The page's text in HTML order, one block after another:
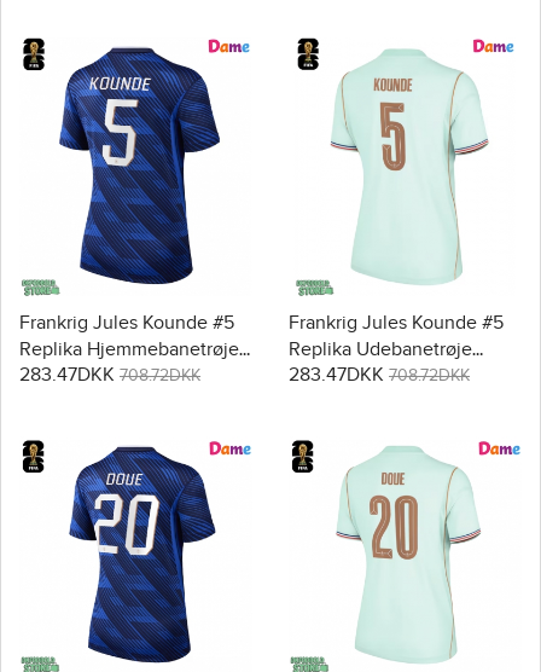
Frankrig Jules Kounde #5
Replika Hjemmebanetrøje
Dame VM 2026 Kortærmet
283.47DKK 708.72DKK
Frankrig Jules Kounde #5
Replika Udebanetrøje
Dame VM 2026 Kortærmet
283.47DKK 708.72DKK